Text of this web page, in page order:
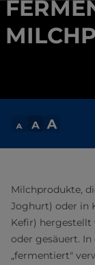
Milchprodukte,
Joghurt) oder in
Kefir) hergestellt
oder gesäuert.
„fermentiert"